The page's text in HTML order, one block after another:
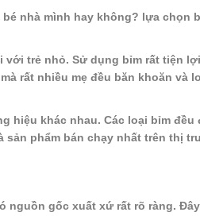
nhà mình hay không? lựa chọn
trẻ nhỏ. Sử dụng bỉm rất tiện
rất nhiều mẹ đều băn khoăn và
hiệu khác nhau. Các loại bỉm đều
phẩm bán chạy nhất trên thị
nguồn gốc xuất xứ rất rõ ràng.